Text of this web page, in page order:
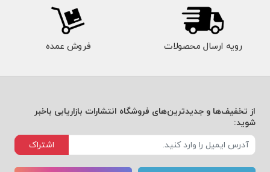
رویه ارسال محصولات فروش عمده
از تخفیف‌ها و جدیدترین‌های فروشگاه انتشارات بازاریابی باخبر
شوید:
اشتراک